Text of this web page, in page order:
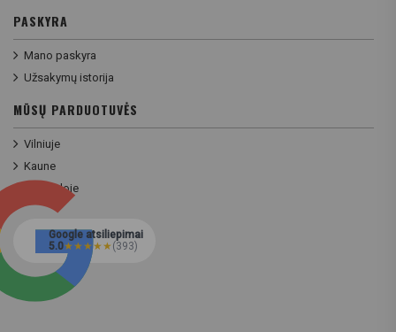
PASKYRA
Mano paskyra
Užsakymų istorija
MŪSŲ PARDUOTUVĖS
Vilniuje
Kaune
Klaipėdoje
Google atsiliepimai
5.0★★★★★(393)